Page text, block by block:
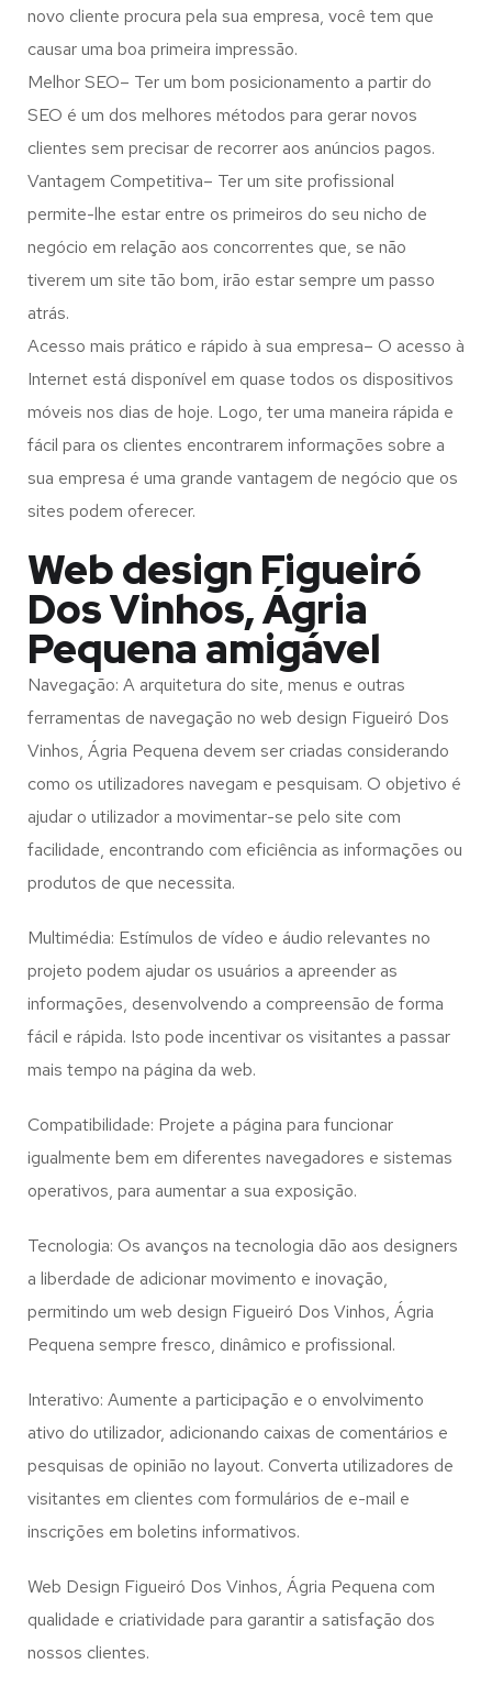
novo cliente procura pela sua empresa, você tem que
causar uma boa primeira impressão.
Melhor SEO– Ter um bom posicionamento a partir do
SEO é um dos melhores métodos para gerar novos
clientes sem precisar de recorrer aos anúncios pagos.
Vantagem Competitiva– Ter um site profissional
permite-lhe estar entre os primeiros do seu nicho de
negócio em relação aos concorrentes que, se não
tiverem um site tão bom, irão estar sempre um passo
atrás.
Acesso mais prático e rápido à sua empresa– O acesso à
Internet está disponível em quase todos os dispositivos
móveis nos dias de hoje. Logo, ter uma maneira rápida e
fácil para os clientes encontrarem informações sobre a
sua empresa é uma grande vantagem de negócio que os
sites podem oferecer.
Web design Figueiró
Dos Vinhos, Ágria
Pequena amigável
Navegação: A arquitetura do site, menus e outras
ferramentas de navegação no web design Figueiró Dos
Vinhos, Ágria Pequena devem ser criadas considerando
como os utilizadores navegam e pesquisam. O objetivo é
ajudar o utilizador a movimentar-se pelo site com
facilidade, encontrando com eficiência as informações ou
produtos de que necessita.
Multimédia: Estímulos de vídeo e áudio relevantes no
projeto podem ajudar os usuários a apreender as
informações, desenvolvendo a compreensão de forma
fácil e rápida. Isto pode incentivar os visitantes a passar
mais tempo na página da web.
Compatibilidade: Projete a página para funcionar
igualmente bem em diferentes navegadores e sistemas
operativos, para aumentar a sua exposição.
Tecnologia: Os avanços na tecnologia dão aos designers
a liberdade de adicionar movimento e inovação,
permitindo um web design Figueiró Dos Vinhos, Ágria
Pequena sempre fresco, dinâmico e profissional.
Interativo: Aumente a participação e o envolvimento
ativo do utilizador, adicionando caixas de comentários e
pesquisas de opinião no layout. Converta utilizadores de
visitantes em clientes com formulários de e-mail e
inscrições em boletins informativos.
Web Design Figueiró Dos Vinhos, Ágria Pequena com
qualidade e criatividade para garantir a satisfação dos
nossos clientes.